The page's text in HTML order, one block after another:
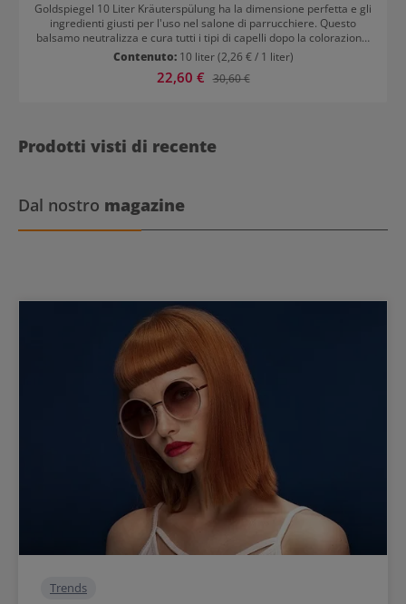
Goldspiegel 10 Liter Kräuterspülung ha la dimensione perfetta e gli
ingredienti giusti per l'uso nel salone di parrucchiere. Questo
balsamo neutralizza e cura tutti i tipi di capelli dopo la colorazione,
la decolorazione o i trattamenti di permanente. I capelli diventano
morbidi e più facili da pettinare.
Contenuto: 10 liter(2,26 € / 1 liter)
Prezzo di vendita:
22,60 € Prezzo normale:
30,60 €
Prodotti visti di recente
Dal nostro magazine
Trends